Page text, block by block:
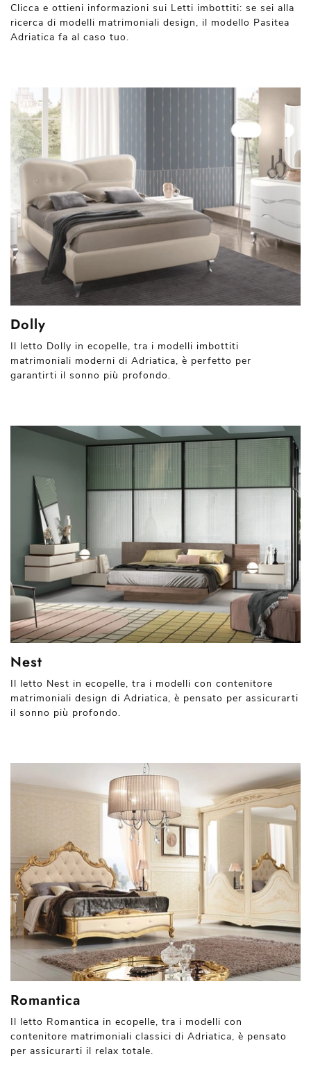
Clicca e ottieni informazioni sui Letti imbottiti: se sei alla
ricerca di modelli matrimoniali design, il modello Pasitea
Adriatica fa al caso tuo.
Dolly
Il letto Dolly in ecopelle, tra i modelli imbottiti
matrimoniali moderni di Adriatica, è perfetto per
garantirti il sonno più profondo.
Nest
Il letto Nest in ecopelle, tra i modelli con contenitore
matrimoniali design di Adriatica, è pensato per assicurarti
il sonno più profondo.
Romantica
Il letto Romantica in ecopelle, tra i modelli con
contenitore matrimoniali classici di Adriatica, è pensato
per assicurarti il relax totale.